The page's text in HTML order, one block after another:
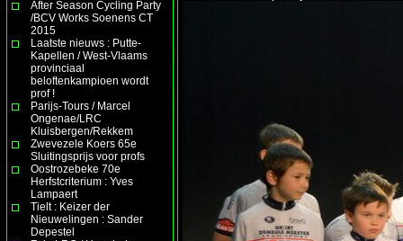
After Season Cycling Party
/BCV Works Soenens CT
2015
Laatste nieuws : Putte-
Kapellen / West-Vlaams
provinciaal
beloftenkampioen wordt
prof !
Parijs-Tours / Marcel
Ongenae/LRC
Kluisbergen/Rekkem
Zwevezele Koers 65e
Sluitingsprijs voor profs
Oostrozebeke 70e
Herfstcriterium : Yves
Lampaert
Tielt : Keizer der
Nieuwelingen : Sander
Depestel